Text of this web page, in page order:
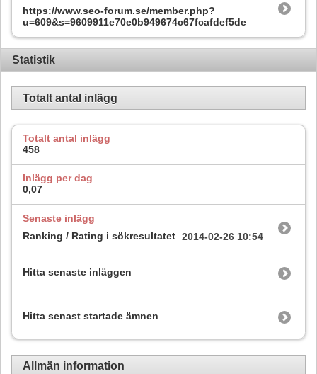
https://www.seo-forum.se/member.php?
u=609&s=9609911e70e0b949674c67fcafdef5de
Statistik
Totalt antal inlägg
Totalt antal inlägg
458
Inlägg per dag
0,07
Senaste inlägg
Ranking / Rating i sökresultatet 2014-02-26 10:54
Hitta senaste inläggen
Hitta senast startade ämnen
Allmän information